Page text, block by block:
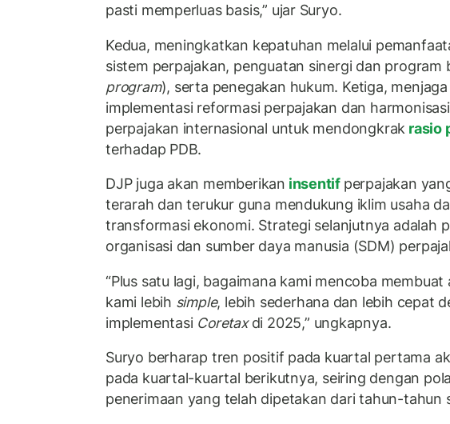
pasti memperluas basis,” ujar Suryo.
Kedua, meningkatkan kepatuhan melalui
sistem perpajakan, penguatan sinergi dan program
program), serta penegakan hukum. Ketiga,
implementasi reformasi perpajakan dan
perpajakan internasional untuk mendongkrak rasio
terhadap PDB.
DJP juga akan memberikan insentif perpajakan
terarah dan terukur guna mendukung iklim usaha
transformasi ekonomi. Strategi selanjutnya adalah
organisasi dan sumber daya manusia (SDM)
“Plus satu lagi, bagaimana kami mencoba membuat
kami lebih simple, lebih sederhana dan lebih cepat
implementasi Coretaxdi 2025,” ungkapnya.
Suryo berharap tren positif pada kuartal pertama
pada kuartal-kuartal berikutnya, seiring dengan
penerimaan yang telah dipetakan dari tahun-tahun